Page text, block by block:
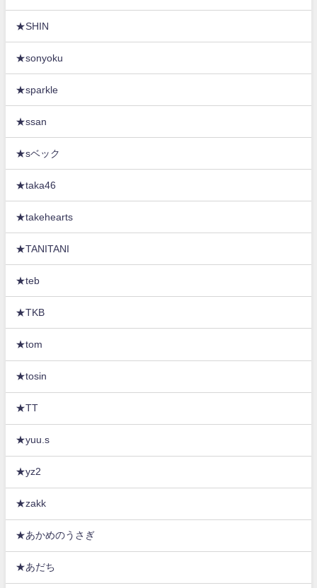
★SHIN
★sonyoku
★sparkle
★ssan
★sベック
★taka46
★takehearts
★TANITANI
★teb
★TKB
★tom
★tosin
★TT
★yuu.s
★yz2
★zakk
★あかめのうさぎ
★あだち